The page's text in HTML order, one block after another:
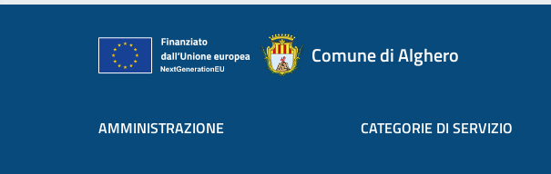
Comune di Alghero
AMMINISTRAZIONE CATEGORIE DI SERVIZIO